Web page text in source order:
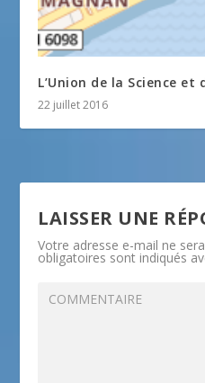
L’Union de la Science et
22 juillet 2016
LAISSER UNE
Votre adresse e-mail ne
obligatoires sont indiqués